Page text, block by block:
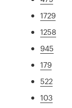
1729
1258
945
179
522
103